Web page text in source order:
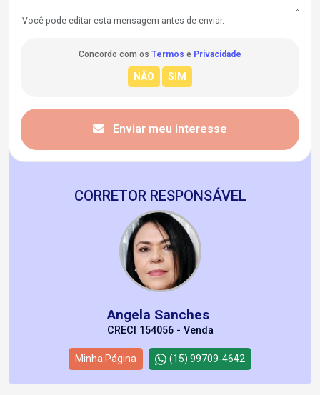
Você pode editar esta mensagem antes de enviar.
Concordo com os Termos e Privacidade
Enviar meu interesse
CORRETOR RESPONSÁVEL
Angela Sanches
CRECI 154056 - Venda
Minha Página (15) 99709-4642